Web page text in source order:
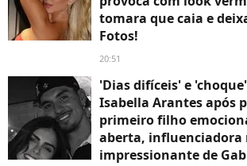
tomara que caia e
Fotos!
20:51
'Dias difíceis' e
Isabella Arantes após
primeiro filho
aberta, influenciadora
impressionante de